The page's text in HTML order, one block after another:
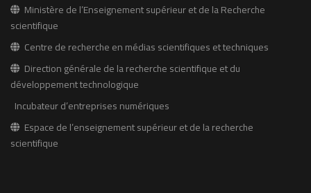
Ministère de l’Enseignement supérieur et de la Recherche
scientifique
Centre de recherche en médias scientifiques et techniques
Direction générale de la recherche scientifique et du
développement technologique
Incubateur d’entreprises numériques
Espace de l’enseignement supérieur et de la recherche
scientifique